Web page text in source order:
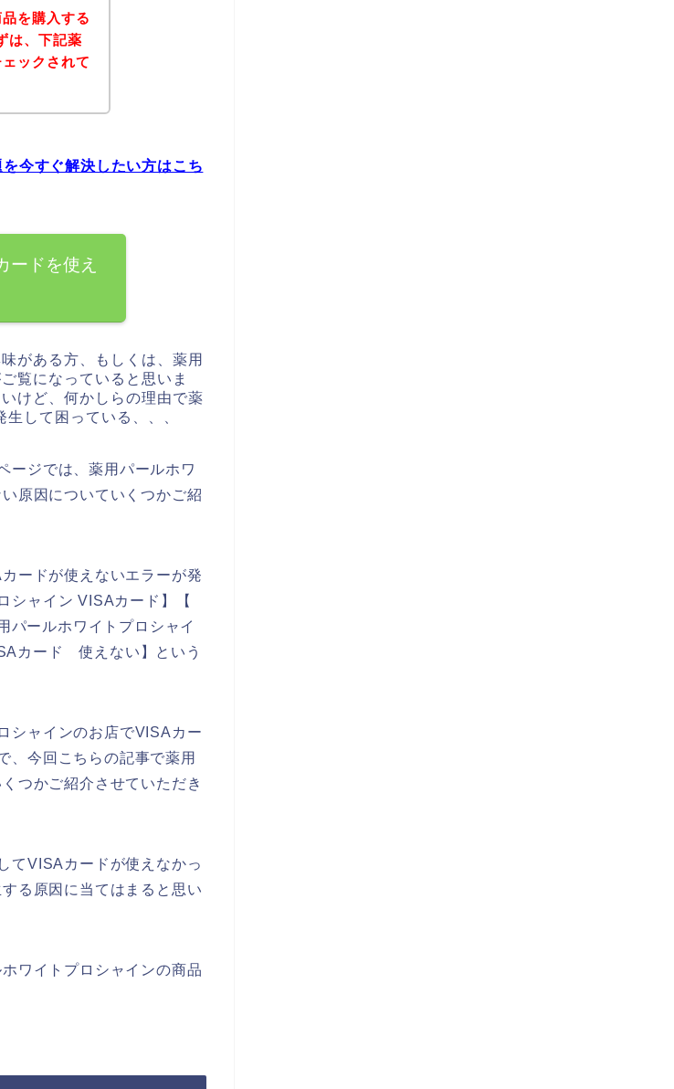
を購入する
は、下記薬
ックされて
今すぐ解決したい方はこち
ードを使え
がある方、もしくは、薬用
覧になっていると思いま
けど、何かしらの理由で薬
して困っている、、、
ージでは、薬用パールホワ
原因についていくつかご紹
ードが使えないエラーが発
シャイン VISAカード】【
ールホワイトプロシャイ
カード 使えない】という
シャインのお店でVISAカー
、今回こちらの記事で薬用
つかご紹介させていただき
てVISAカードが使えなかっ
る原因に当てはまると思い
ワイトプロシャインの商品